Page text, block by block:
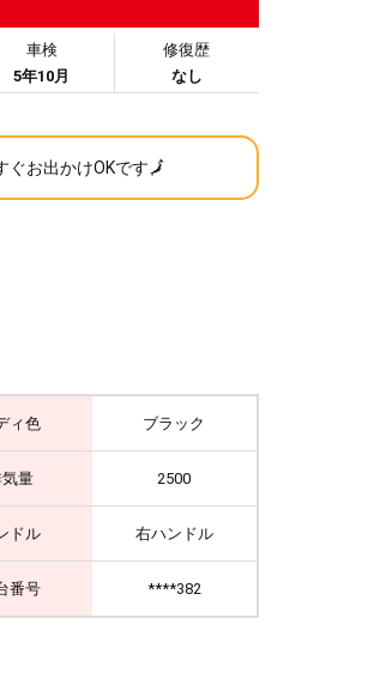
車検
5年10月
修復歴
なし
ぐお出かけOKです🗾
ィ色 ブラック
量 2500
ドル 右ハンドル
番号 ****382